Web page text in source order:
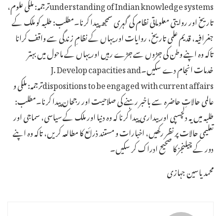
understanding of Indian knowledge systemsترجمہ: ملکی علوم،
تاریخ اور روایتی معلوماتی نظام کی گہری سمجھ پیدا کرنا۔مطلب: طلبہ کو ملک کے
جغرافیہ، قدیم علمی تاریخ، روایات اور یہاں کے نظامِ زندگی سے واقف کرانا
تاکہ وہ اپنے وطن کی جڑوں سے جڑے رہیں اور یہاں کے ماحول میں بہتر
خدمات انجام دے سکیں۔J. Develop capacities and
dispositions to be engaged with current affairsترجمہ: ملکی و
عالمی حالاتِ حاضرہ سے باخبر رہنے کی صلاحیت اور رجحان پیدا کرنا۔مطلب:
طلبہ میں یہ دلچسپی اور بیداری پیدا کرنا کہ وہ دنیا اور ملک کے سیاسی، سماجی اور
تعلیمی حالات پر نظر رکھیں، اخبارات و مستند ذرائع کا مطالعہ کریں، تاکہ وہ اپنے
دور کے چیلنجز کا صحیح ادراک کر سکیں۔
محمد یاسین جہازی